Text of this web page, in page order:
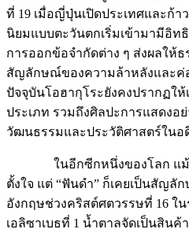
นิยมแบบตะวันตกเริ่มเข้ามามีอิท
การออกข้อจำกัดต่าง ๆ ส่งผลให้ธ
สัญลักษณ์ของความล้าหลังและค่
ปัจจุบันโอฮากุโระยังคงปรากฏให้
ประเภท รวมถึงศิลปะการแสดงอ
วัฒนธรรมและประวัติศาสตร์ในอ
ตั้งใจ แต่ “ฟันดำ” ก็เคยเป็นสัญ
อังกฤษช่วงคริสต์ศตวรรษที่ 16 ใ
เอลิซาเบธที่ 1 น้ำตาลจัดเป็นสินค้
ชนชั้นสูงที่เข้าถึงได้ และการบริ